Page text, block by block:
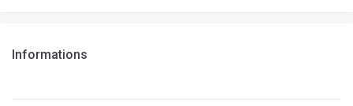
Informations